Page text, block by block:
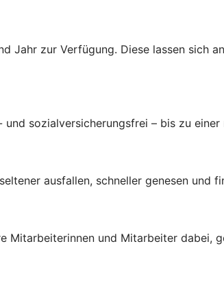
Jahr zur Verfügung. Diese lassen sich
sozialversicherungsfrei – bis zu
ausfallen, schneller genesen und
Mitarbeiterinnen und Mitarbeiter dabei,